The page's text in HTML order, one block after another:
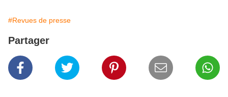
#Revues de presse
Partager